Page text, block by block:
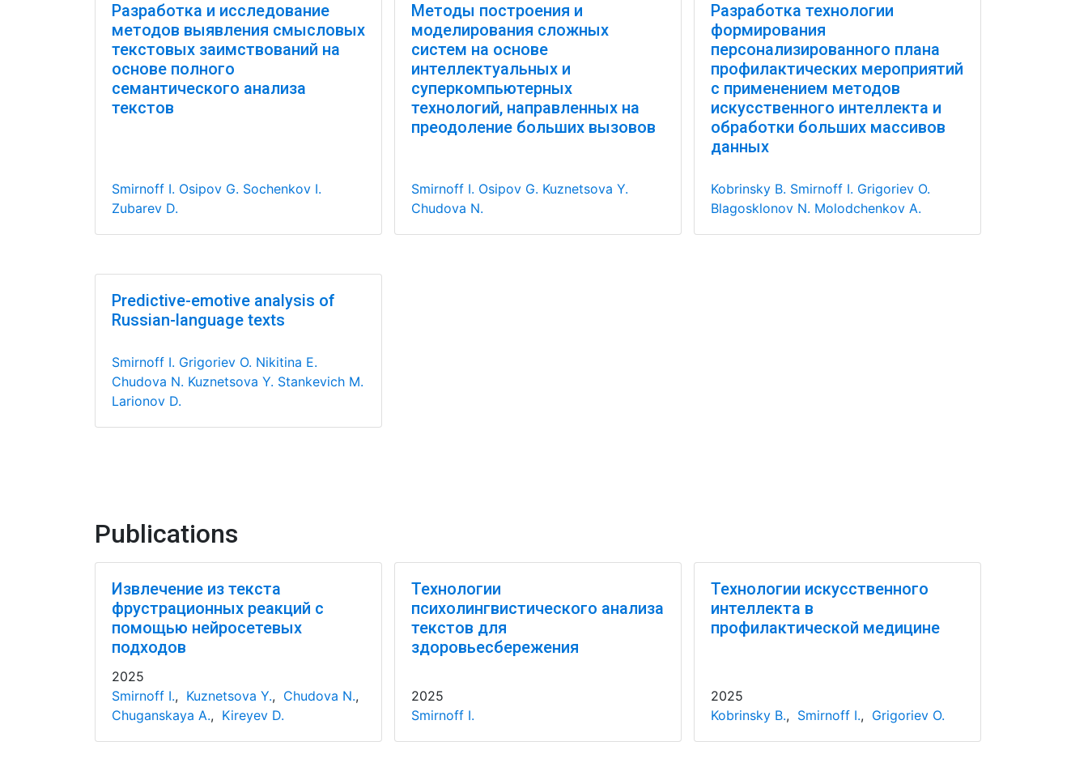
Разработка и исследование
методов выявления смысловых
текстовых заимствований на
основе полного
семантического анализа
текстов
Smirnoff I. Osipov G. Sochenkov I.
Zubarev D.
Методы построения и
моделирования сложных
систем на основе
интеллектуальных и
суперкомпьютерных
технологий, направленных на
преодоление больших вызовов
Smirnoff I. Osipov G. Kuznetsova Y.
Chudova N.
Разработка технологии
формирования
персонализированного плана
профилактических мероприятий
с применением методов
искусственного интеллекта и
обработки больших массивов
данных
Kobrinsky B. Smirnoff I. Grigoriev O.
Blagosklonov N. Molodchenkov A.
Predictive-emotive analysis of
Russian-language texts
Smirnoff I. Grigoriev O. Nikitina E.
Chudova N. Kuznetsova Y. Stankevich M.
Larionov D.
Publications
Извлечение из текста
фрустрационных реакций с
помощью нейросетевых
подходов
2025
Smirnoff I., Kuznetsova Y., Chudova N.,
Chuganskaya A., Kireyev D.
Технологии
психолингвистического анализа
текстов для
здоровьесбережения
2025
Smirnoff I.
Технологии искусственного
интеллекта в
профилактической медицине
2025
Kobrinsky B., Smirnoff I., Grigoriev O.